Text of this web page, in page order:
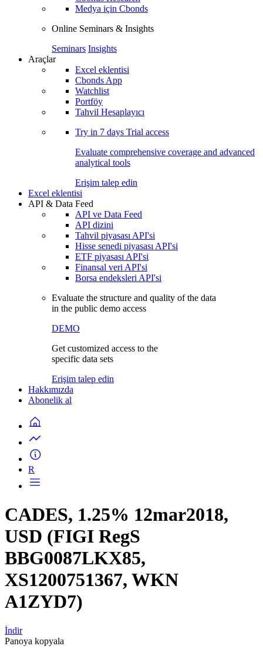
Medya için Cbonds
Online Seminars & Insights
Seminars Insights
Araçlar
Excel eklentisi
Cbonds App
Watchlist
Portföy
Tahvil Hesaplayıcı
Try in 7 days Trial access
Evaluate comprehensive coverage and advanced
analytical tools
Erişim talep edin
Excel eklentisi
API & Data Feed
API ve Data Feed
API dizini
Tahvil piyasası API'si
Hisse senedi piyasası API'si
ETF piyasası API'si
Finansal veri API'si
Borsa endeksleri API'si
Evaluate the structure and quality of the data
in the public demo access
DEMO
Get customized access to the
specific data sets
Erişim talep edin
Hakkımızda
Abonelik al
R
CADES, 1.25% 12mar2018,
USD (FIGI RegS
BBG0087LKX85,
XS1200751367, WKN
A1ZYD7)
İndir
Panoya kopyala